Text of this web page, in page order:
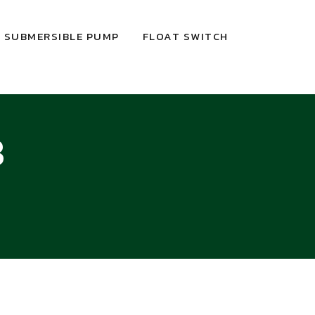
SUBMERSIBLE PUMP
FLOAT SWITCH